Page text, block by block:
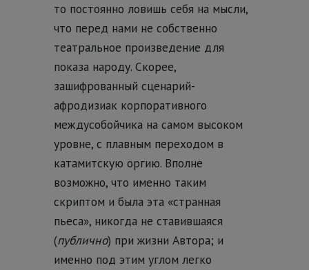
то постоянно ловишь себя на мысли,
что перед нами не собственно
театральное произведение для
показа народу. Скорее,
зашифрованный сценарий-
афродизиак корпоративного
междусобойчика на самом высоком
уровне, с плавным переходом в
катамитскую оргию. Вполне
возможно, что именно таким
скриптом и была эта «странная
пьеса», никогда не ставившаяся
(публично) при жизни Автора; и
именно под этим углом легко